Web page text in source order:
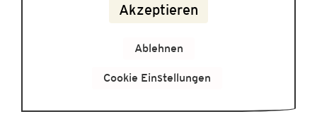
Akzeptieren
Ablehnen
Cookie Einstellungen